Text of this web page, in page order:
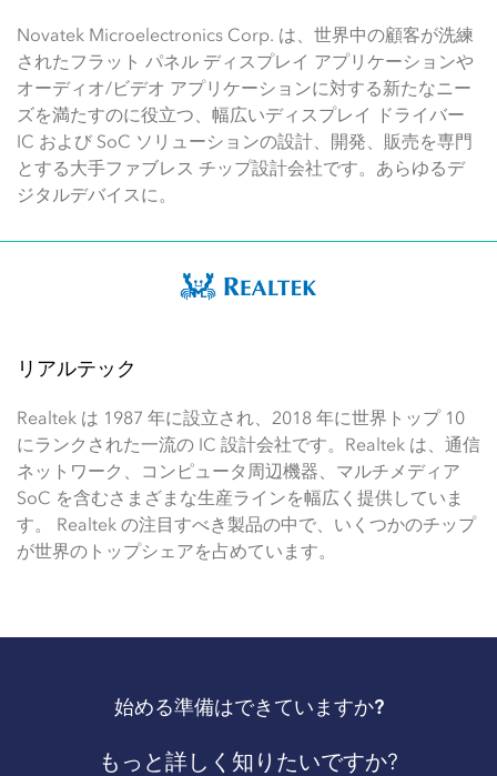
Novatek Microelectronics Corp. は、世界中の顧客が洗練
されたフラット パネル ディスプレイ アプリケーションや
オーディオ/ビデオ アプリケーションに対する新たなニー
ズを満たすのに役立つ、幅広いディスプレイ ドライバー
IC および SoC ソリューションの設計、開発、販売を専門
とする大手ファブレス チップ設計会社です。あらゆるデ
ジタルデバイスに。
リアルテック
Realtek は 1987 年に設立され、2018 年に世界トップ 10
にランクされた一流の IC 設計会社です。Realtek は、通信
ネットワーク、コンピュータ周辺機器、マルチメディア
SoC を含むさまざまな生産ラインを幅広く提供していま
す。 Realtek の注目すべき製品の中で、いくつかのチップ
が世界のトップシェアを占めています。
始める準備はできていますか?
もっと詳しく知りたいですか?